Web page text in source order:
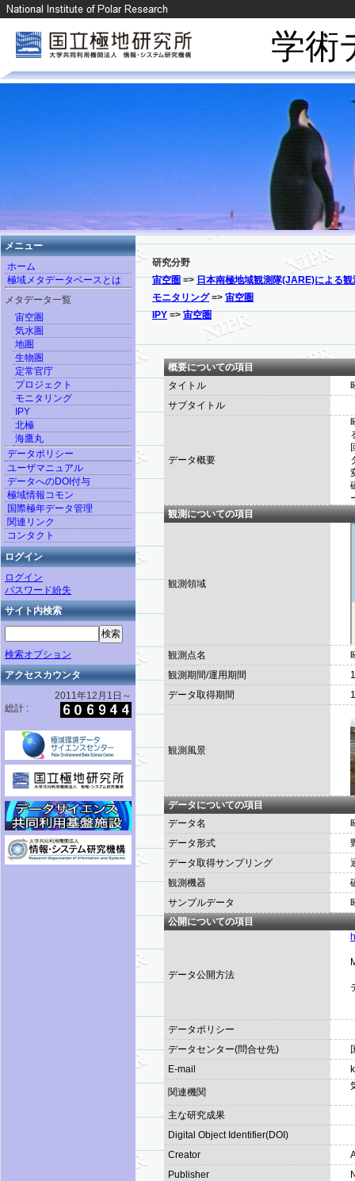
学術
メニュー
ホーム
極域メタデータベースとは
メタデータ一覧
宙空圏
気水圏
地圏
生物圏
定常官庁
プロジェクト
モニタリング
IPY
北極
海鷹丸
データポリシー
ユーザマニュアル
データへのDOI付与
極域情報コモン
国際極年データ管理
関連リンク
コンタクト
ログイン
ログイン
パスワード紛失
サイト内検索
検索オプション
アクセスカウンタ
2011年12月1日～
総計 :
研究分野
宙空圏=>日本南極地域観測隊(JARE)による観
モニタリング=> 宙空圏
IPY=>宙空圏
概要についての項目
タイトル
サブタイトル
データ概要
観測についての項目
観測領域
観測点名
観測期間/運用期間
データ取得期間
観測風景
データについての項目
データ名
データ形式
データ取得サンプリング
観測機器
サンプルデータ
公開についての項目
データ公開方法
データポリシー
データセンター(問合せ先)
E-mail
関連機関
主な研究成果
Digital Object Identifier(DOI)
Creator
Publisher